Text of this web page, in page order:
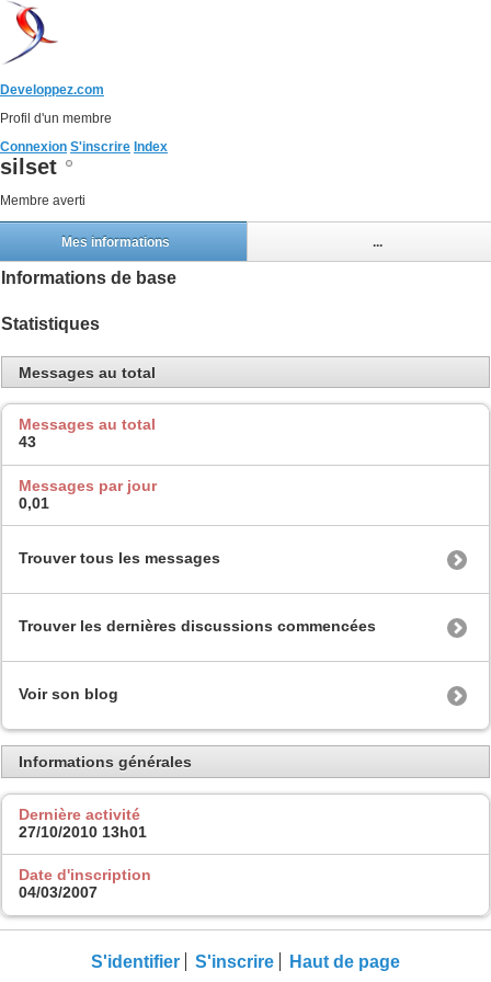
Developpez.com
Profil d'un membre
Connexion S'inscrire Index
silset
Membre averti
Mes informations ...
Informations de base
Statistiques
Messages au total
Messages au total
43
Messages par jour
0,01
Trouver tous les messages
Trouver les dernières discussions commencées
Voir son blog
Informations générales
Dernière activité
27/10/2010 13h01
Date d'inscription
04/03/2007
S'identifier S'inscrire Haut de page